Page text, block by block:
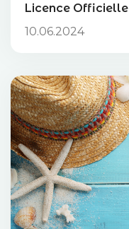
Licence Officielle
10.06.2024